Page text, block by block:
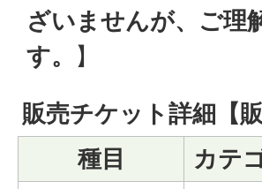
ざいませんが、ご理
す。
】
販売チケット詳細【
種目
カテ